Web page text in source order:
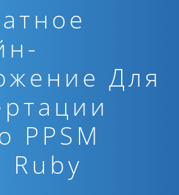
Для
PPSM
Ruby